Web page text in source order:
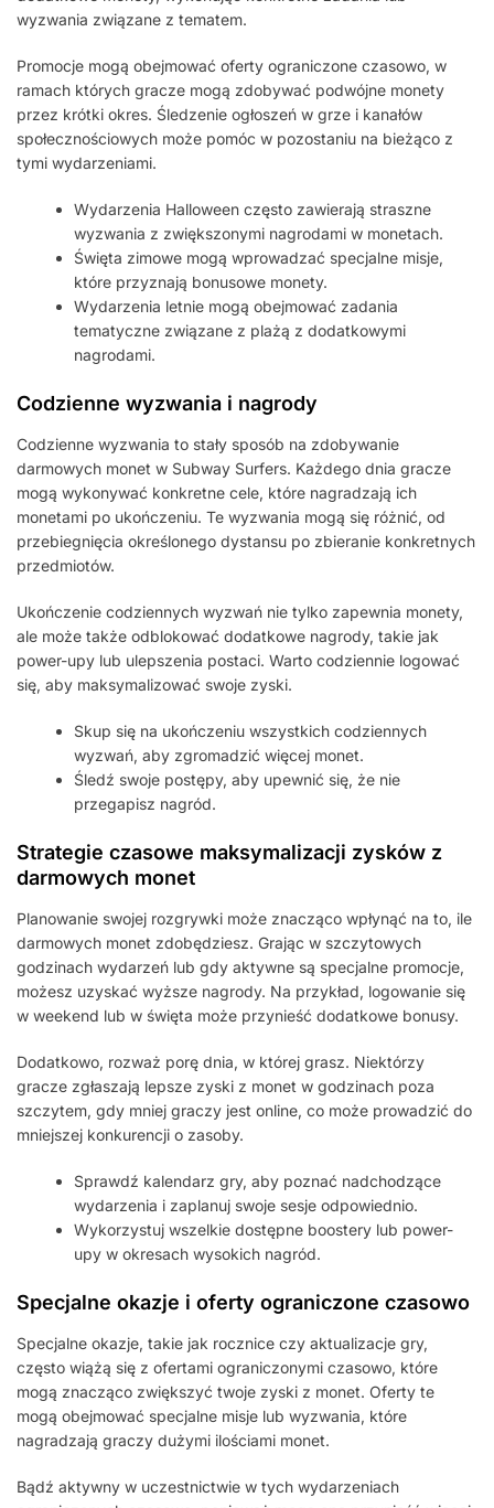
wyzwania związane z tematem.
Promocje mogą obejmować oferty ograniczone czasowo, w
ramach których gracze mogą zdobywać podwójne monety
przez krótki okres. Śledzenie ogłoszeń w grze i kanałów
społecznościowych może pomóc w pozostaniu na bieżąco z
tymi wydarzeniami.
Wydarzenia Halloween często zawierają straszne
wyzwania z zwiększonymi nagrodami w monetach.
Święta zimowe mogą wprowadzać specjalne misje,
które przyznają bonusowe monety.
Wydarzenia letnie mogą obejmować zadania
tematyczne związane z plażą z dodatkowymi
nagrodami.
Codzienne wyzwania i nagrody
Codzienne wyzwania to stały sposób na zdobywanie
darmowych monet w Subway Surfers. Każdego dnia gracze
mogą wykonywać konkretne cele, które nagradzają ich
monetami po ukończeniu. Te wyzwania mogą się różnić, od
przebiegnięcia określonego dystansu po zbieranie konkretnych
przedmiotów.
Ukończenie codziennych wyzwań nie tylko zapewnia monety,
ale może także odblokować dodatkowe nagrody, takie jak
power-upy lub ulepszenia postaci. Warto codziennie logować
się, aby maksymalizować swoje zyski.
Skup się na ukończeniu wszystkich codziennych
wyzwań, aby zgromadzić więcej monet.
Śledź swoje postępy, aby upewnić się, że nie
przegapisz nagród.
Strategie czasowe maksymalizacji zysków z
darmowych monet
Planowanie swojej rozgrywki może znacząco wpłynąć na to, ile
darmowych monet zdobędziesz. Grając w szczytowych
godzinach wydarzeń lub gdy aktywne są specjalne promocje,
możesz uzyskać wyższe nagrody. Na przykład, logowanie się
w weekend lub w święta może przynieść dodatkowe bonusy.
Dodatkowo, rozważ porę dnia, w której grasz. Niektórzy
gracze zgłaszają lepsze zyski z monet w godzinach poza
szczytem, gdy mniej graczy jest online, co może prowadzić do
mniejszej konkurencji o zasoby.
Sprawdź kalendarz gry, aby poznać nadchodzące
wydarzenia i zaplanuj swoje sesje odpowiednio.
Wykorzystuj wszelkie dostępne boostery lub power-
upy w okresach wysokich nagród.
Specjalne okazje i oferty ograniczone czasowo
Specjalne okazje, takie jak rocznice czy aktualizacje gry,
często wiążą się z ofertami ograniczonymi czasowo, które
mogą znacząco zwiększyć twoje zyski z monet. Oferty te
mogą obejmować specjalne misje lub wyzwania, które
nagradzają graczy dużymi ilościami monet.
Bądź aktywny w uczestnictwie w tych wydarzeniach